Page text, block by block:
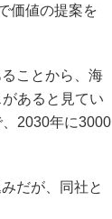
価値の提案を
ことから、海
あると見てい
2030年に3000
だが、同社と